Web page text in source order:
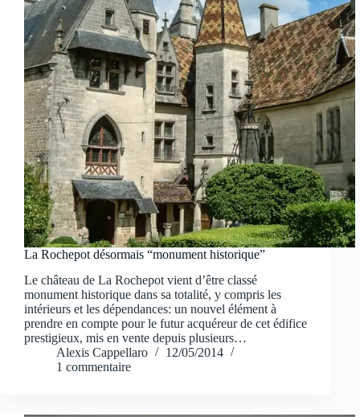
La Rochepot désormais “monument historique”
Le château de La Rochepot vient d’être classé
monument historique dans sa totalité, y compris les
intérieurs et les dépendances: un nouvel élément à
prendre en compte pour le futur acquéreur de cet édifice
prestigieux, mis en vente depuis plusieurs…
Alexis Cappellaro
12/05/2014
1 commentaire